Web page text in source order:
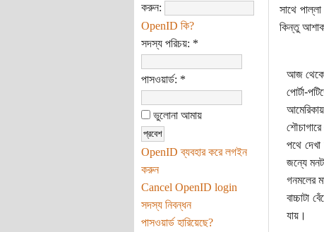
করুন:
OpenID কি?
সদস্য পরিচয়: *
পাসওয়ার্ড: *
ভুলোনা আমায়
OpenID ব্যবহার করে লগইন
করুন
Cancel OpenID login
সদস্য নিবন্ধন
পাসওয়ার্ড হারিয়েছে?
সাথে
কিন্তু
আজ
পোর্টা-
পথে
জন্যে
গনমলের
বাচ্চাটা
যায়।